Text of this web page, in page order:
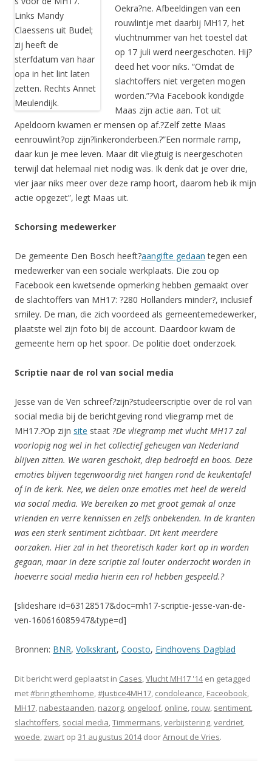
Oekra?ne. Afbeeldingen van een
rouwlintje met daarbij MH17, het
vluchtnummer van het toestel dat
op 17 juli werd neergeschoten. Hij?
deed het voor niks. “Omdat de
slachtoffers niet vergeten mogen
worden.”?Via Facebook kondigde
Maas zijn actie aan. Tot uit
Apeldoorn kwamen er mensen op af.?Zelf zette Maas
eenrouwlint?op zijn?linkeronderbeen.?”Een normale ramp,
daar kun je mee leven. Maar dit vliegtuig is neergeschoten
terwijl dat helemaal niet nodig was. Ik denk dat je over drie,
vier jaar niks meer over deze ramp hoort, daarom heb ik mijn
actie opgezet”, legt Maas uit.
Schorsing medewerker
De gemeente Den Bosch heeft?aangifte gedaan tegen een
medewerker van een sociale werkplaats. Die zou op
Facebook een kwetsende opmerking hebben gemaakt over
de slachtoffers van MH17: ?280 Hollanders minder?, inclusief
smiley. De man, die zich voordeed als gemeentemedewerker,
plaatste wel zijn foto bij de account. Daardoor kwam de
gemeente hem op het spoor. De politie doet onderzoek.
Scriptie naar de rol van social media
Jesse van de Ven schreef?zijn?studeerscriptie over de rol van
social media bij de berichtgeving rond vliegramp met de
MH17.?Op zijn site staat ?De vliegramp met vlucht MH17 zal
voorlopig nog wel in het collectief geheugen van Nederland
blijven zitten. We waren geschokt, diep bedroefd en boos. Deze
emoties blijven tegenwoordig niet hangen rond de keukentafel
of in de kerk. Nee, we delen onze emoties met heel de wereld
via social media. We bereiken zo met groot gemak al onze
vrienden en verre kennissen en zelfs onbekenden. In de kranten
was een sterk sentiment zichtbaar. Dit kent meerdere
oorzaken. Hier zal in het theoretisch kader kort op in worden
gegaan, maar in deze scriptie zal louter onderzocht worden in
hoeverre social media hierin een rol hebben gespeeld.?
[slideshare id=63128517&doc=mh17-scriptie-jesse-van-de-
ven-160616085947&type=d]
Bronnen: BNR, Volkskrant, Coosto, Eindhovens Dagblad
Dit bericht werd geplaatst in Cases,Vlucht MH17 '14en getagged
met#bringthemhome,#Justice4MH17, condoleance, Faceobook,
MH17, nabestaanden, nazorg, ongeloof, online, rouw, sentiment,
slachtoffers, social media,Timmermans,verbijstering,verdriet,
woede, zwart op 31 augustus 2014doorArnout de Vries.